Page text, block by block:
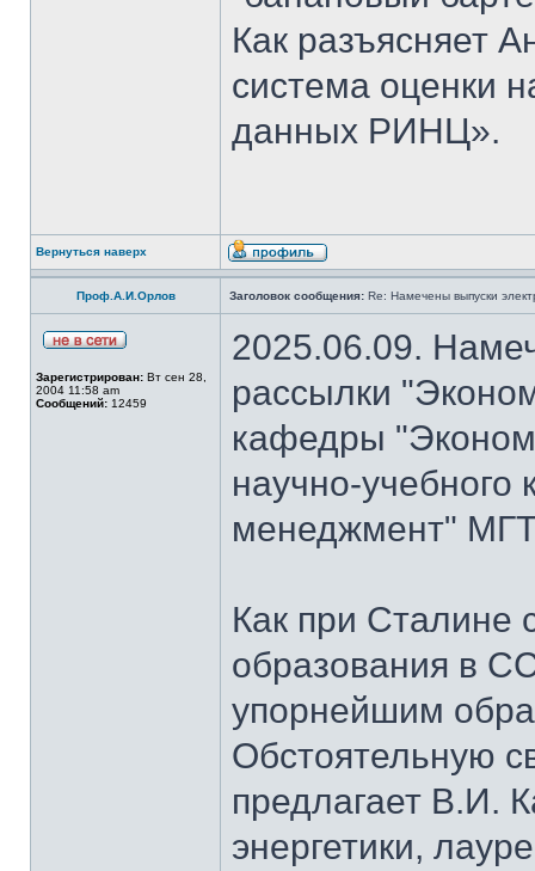
Как разъясняет
система оценки
данных РИНЦ».
Вернуться наверх
Проф.А.И.Орлов Заголовок сообщения: Re: Намечены выпуски
Зарегистрирован: Вт сен 28,
2004 11:58 am
Сообщений: 12459
2025.06.09.
рассылки
кафедры
научно-
менеджмент"
Как при Сталине
образования в
упорнейшим
Обстоятельную
предлагает В.И.
энергетики,